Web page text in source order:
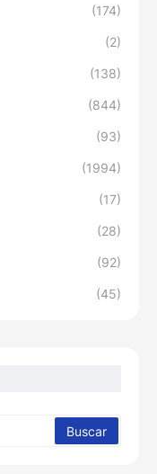
(174)
(2)
(138)
(844)
(93)
(1994)
(17)
(28)
(92)
(45)